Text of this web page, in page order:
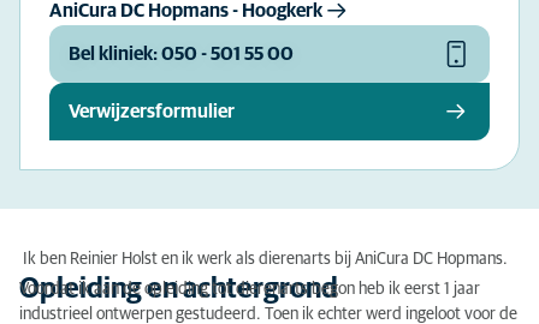
AniCura DC Hopmans - Hoogkerk
Bel kliniek: 050 - 501 55 00
Verwijzersformulier
Ik ben Reinier Holst en ik werk als dierenarts bij AniCura DC Hopmans.
Opleiding en achtergrond
Voordat ik aan de opleiding tot dierenarts begon heb ik eerst 1 jaar
industrieel ontwerpen gestudeerd. Toen ik echter werd ingeloot voor de